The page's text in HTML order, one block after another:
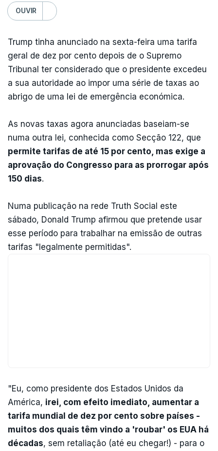
OUVIR
Trump tinha anunciado na sexta-feira uma tarifa
geral de dez por cento depois de o Supremo
Tribunal ter considerado que o presidente excedeu
a sua autoridade ao impor uma série de taxas ao
abrigo de uma lei de emergência económica.
As novas taxas agora anunciadas baseiam-se
numa outra lei, conhecida como Secção 122, que
permite tarifas de até 15 por cento, mas exige a
aprovação do Congresso para as prorrogar após
150 dias.
Numa publicação na rede Truth Social este
sábado, Donald Trump afirmou que pretende usar
esse período para trabalhar na emissão de outras
tarifas "legalmente permitidas".
"Eu, como presidente dos Estados Unidos da
América, irei, com efeito imediato, aumentar a
tarifa mundial de dez por cento sobre países -
muitos dos quais têm vindo a 'roubar' os EUA há
décadas, sem retaliação (até eu chegar!) - para o